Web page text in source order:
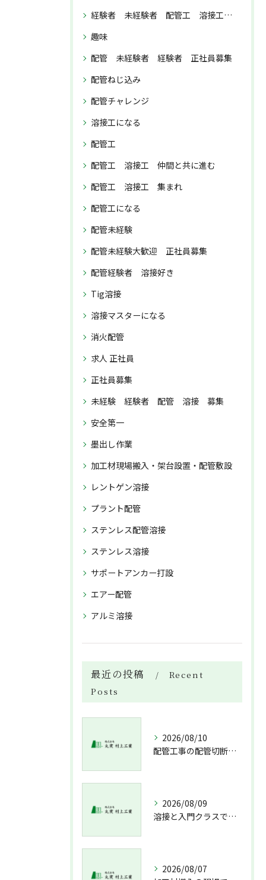
経験者 未経験者 配管工 溶接工 正社員募集
趣味
配管 未経験者 経験者 正社員募集
配管ねじ込み
配管チャレンジ
溶接工になる
配管工
配管工 溶接工 仲間と共に進む
配管工 溶接工 集まれ
配管工になる
配管未経験
配管未経験大歓迎 正社員募集
配管経験者 溶接好き
Tig溶接
溶接マスターになる
消火配管
求人 正社員
正社員募集
未経験 経験者 配管 溶接 募集
安全第一
墨出し作業
加工材現場搬入・架台設置・配管敷設
レントゲン溶接
プラント配管
ステンレス配管溶接
ステンレス溶接
サポートアンカー打設
エアー配管
アルミ溶接
最近の投稿
Recent
Posts
2026/08/10
配管工事の配管切断やバルブ取付・ポンプ据付を徹底解説し費用と流れを見極める
2026/08/09
溶接と入門クラスで配管技術を身につける未経験経験不問の北海道札幌市新冠郡新冠町ガイド
2026/08/07